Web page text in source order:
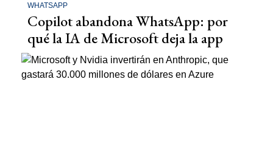
WHATSAPP
Copilot abandona WhatsApp: por
qué la IA de Microsoft deja la app